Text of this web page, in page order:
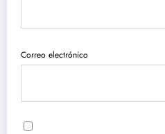
Correo electrónico